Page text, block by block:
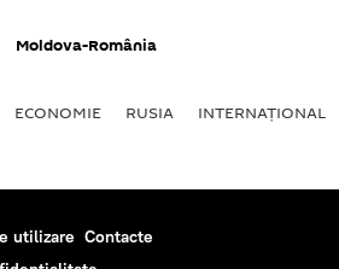
Moldova-România
ECONOMIE RUSIA INTERNAŢIONAL
utilizare Contacte